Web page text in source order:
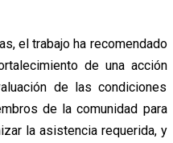
el trabajo ha recomendado
de una acción
de las condiciones
de la comunidad para
la asistencia requerida, y